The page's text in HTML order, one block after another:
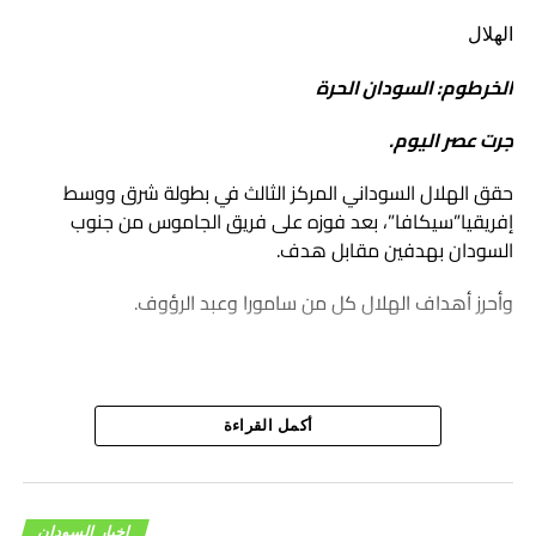
الهلال
الخرطوم: السودان الحرة
جرت عصر اليوم.
حقق الهلال السوداني المركز الثالث في بطولة شرق ووسط
إفريقيا”سيكافا”، بعد فوزه على فريق الجاموس من جنوب
السودان بهدفين مقابل هدف.
وأحرز أهداف الهلال كل من سامورا وعبد الرؤوف.
أكمل القراءة
اخبار السودان